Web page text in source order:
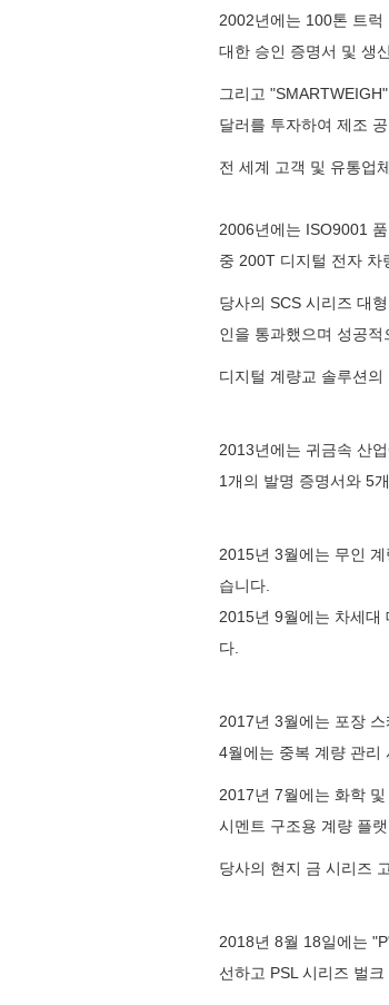
2002년에는 100톤 트
대한 승인 증명서 및 생
그리고
달러를 투자하여 제조
전 세계 고객 및 유통업
2006년에는 ISO9001
중 200T 디지털 전자 차
당사의 SCS 시리즈 대
인을 통과했으며 성공적
디지털 계량교 솔루션의
2013년에는 귀금속 산
1개의 발명 증명서와 5
2015년 3월에는 무인
습니다.
2015년 9월에는 차세대
다.
2017년 3월에는 포장
4월에는 중복 계량 관리
2017년 7월에는 화학
시멘트 구조용 계량 플
당사의 현지 금 시리즈
2018년 8월 18일에는
선하고 PSL 시리즈 벌